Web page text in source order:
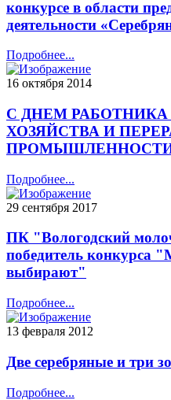
конкурсе в области
деятельности
Подробнее...
16 октября 2014
С ДНЕМ
ХОЗЯЙСТВА И
Подробнее...
29 сентября 2017
ПК "Вологодский
победитель конкурса
выбирают"
Подробнее...
13 февраля 2012
Две серебряные и три
Подробнее...